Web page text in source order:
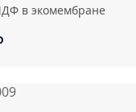
в экомембране